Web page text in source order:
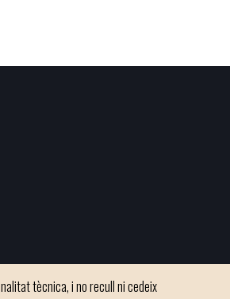
tècnica, i no recull ni cedeix